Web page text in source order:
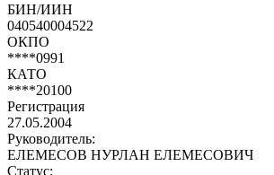
БИН/ИИН
040540004522
ОКПО
****0991
КАТО
****20100
Регистрация
27.05.2004
Руководитель:
ЕЛЕМЕСОВ НУРЛАН ЕЛЕМЕСОВИЧ
Статус: